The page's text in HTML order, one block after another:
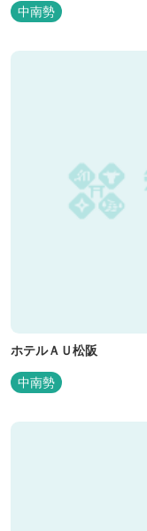
気で、週末は多くのキ
タイプのテントサイト
た桜の時期は、多くの人々でにぎわう
中南勢
ホテルＡＵ松阪
中南勢